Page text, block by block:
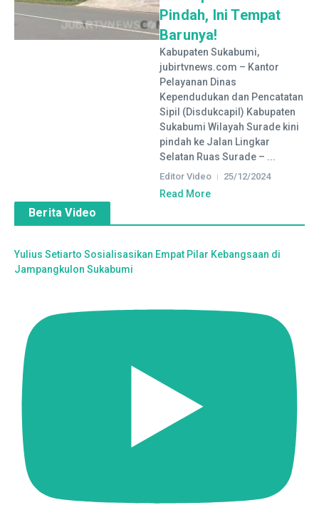
Pindah, Ini Tempat
Barunya!
Kabupaten Sukabumi,
jubirtvnews.com – Kantor
Pelayanan Dinas
Kependudukan dan Pencatatan
Sipil (Disdukcapil) Kabupaten
Sukabumi Wilayah Surade kini
pindah ke Jalan Lingkar
Selatan Ruas Surade – ...
Editor Video 25/12/2024
Read More
Berita Video
Yulius Setiarto Sosialisasikan Empat Pilar Kebangsaan di
Jampangkulon Sukabumi